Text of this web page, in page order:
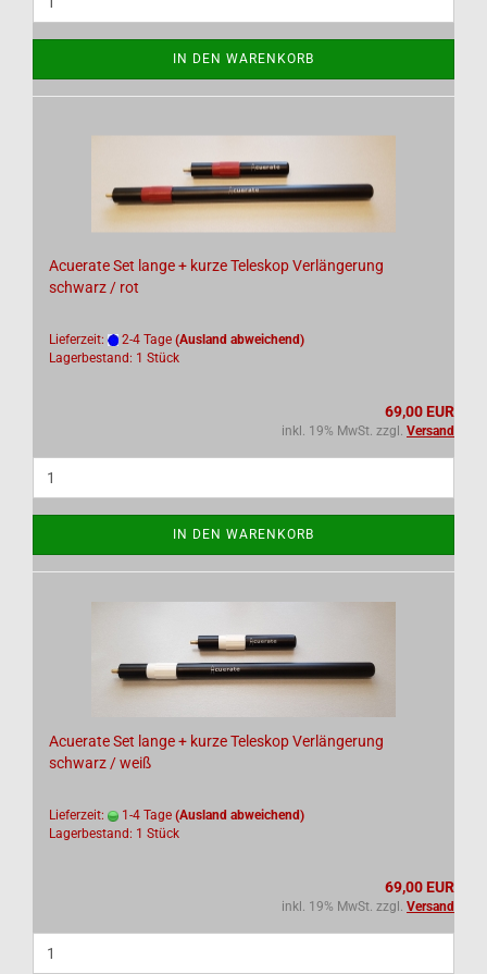
IN DEN WARENKORB
Acuerate Set lange + kurze Teleskop Verlängerung
schwarz / rot
Lieferzeit: 2-4 Tage (Ausland abweichend)
Lagerbestand: 1 Stück
69,00 EUR
inkl. 19% MwSt. zzgl. Versand
IN DEN WARENKORB
Acuerate Set lange + kurze Teleskop Verlängerung
schwarz / weiß
Lieferzeit: 1-4 Tage (Ausland abweichend)
Lagerbestand: 1 Stück
69,00 EUR
inkl. 19% MwSt. zzgl. Versand